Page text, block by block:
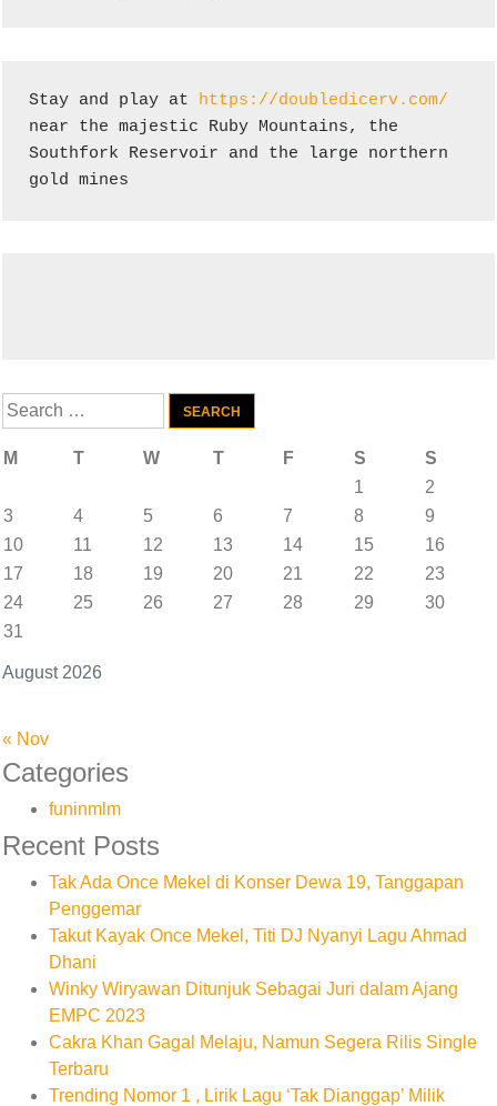
Stay and play at https://doubledicerv.com/
near the majestic Ruby Mountains, the
Southfork Reservoir and the large northern
gold mines
Search
for:
August 2026
M T W T F S
S
1
2
3
4 5 6 7 8
9
10
11 12 13 14 15
16
17
18 19 20 21 22
23
24
25 26 27 28 29
30
31
« Nov
Categories
funinmlm
Recent Posts
Tak Ada Once Mekel di Konser Dewa 19, Tanggapan
Penggemar
Takut Kayak Once Mekel, Titi DJ Nyanyi Lagu Ahmad
Dhani
Winky Wiryawan Ditunjuk Sebagai Juri dalam Ajang
EMPC 2023
Cakra Khan Gagal Melaju, Namun Segera Rilis Single
Terbaru
Trending Nomor 1 , Lirik Lagu ‘Tak Dianggap’ Milik